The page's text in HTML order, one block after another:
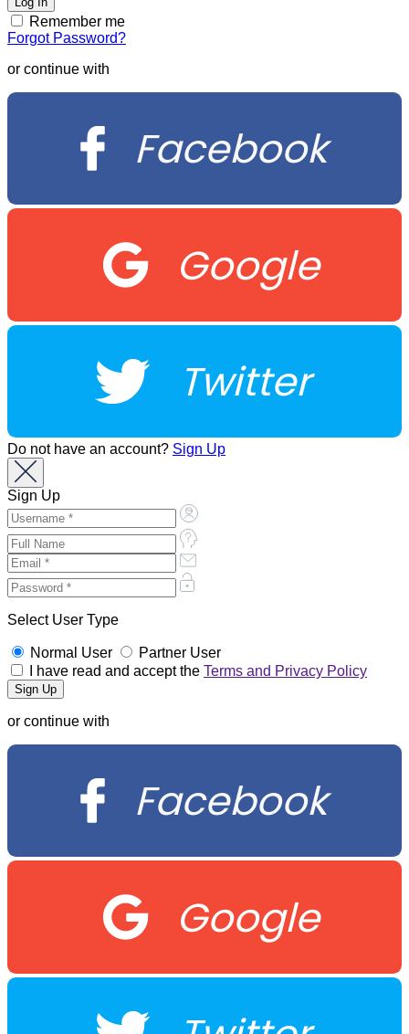
Remember me
Forgot Password?
or continue with
Facebook
Google
Twitter
Do not have an account? Sign Up
Sign Up
Select User Type
Normal User
Partner User
I have read and accept the Terms and Privacy Policy
or continue with
Facebook
Google